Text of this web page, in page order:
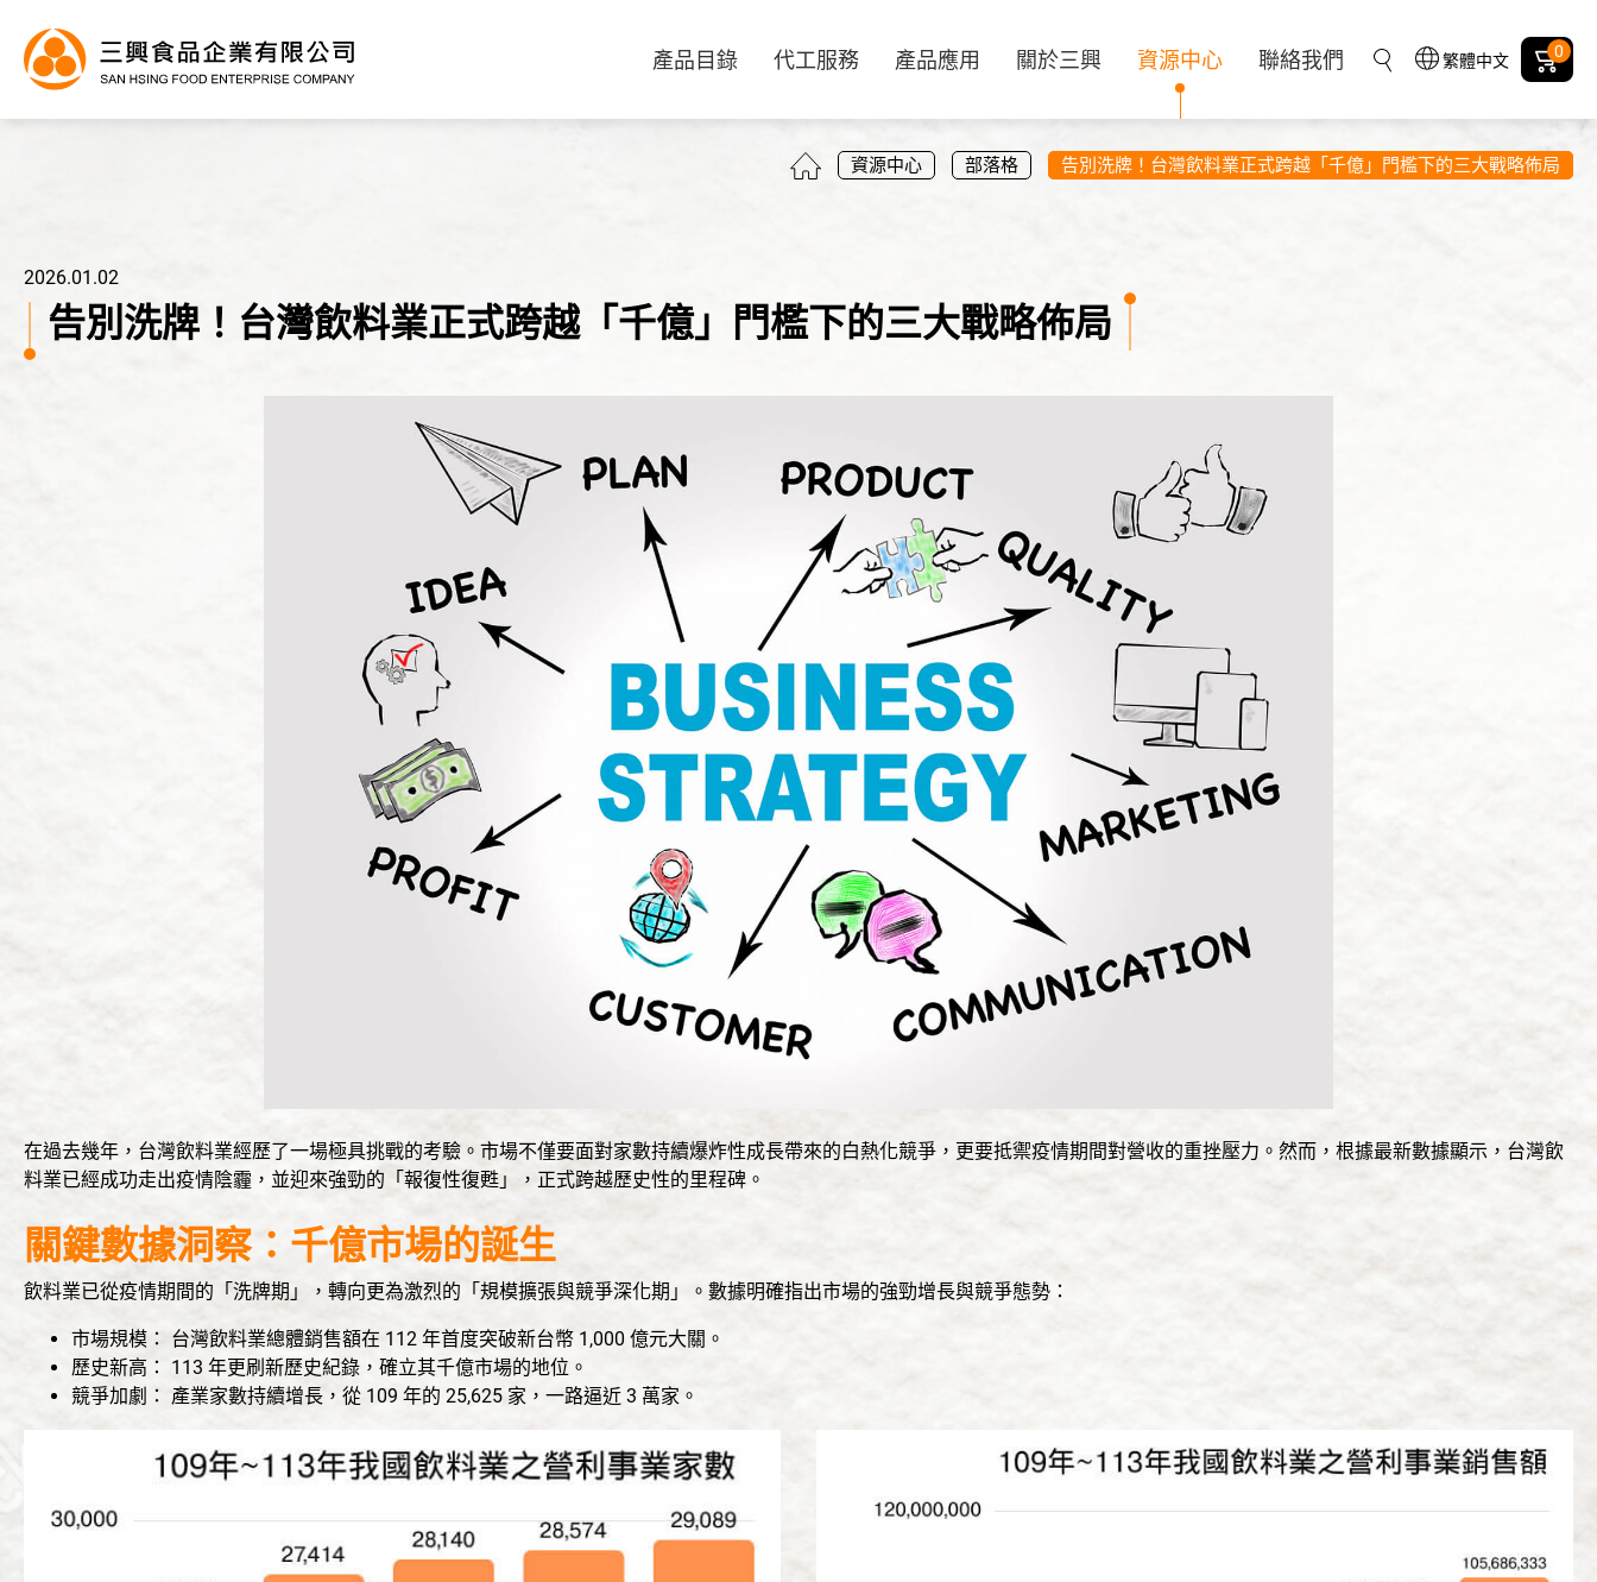
產品目錄 代工服務 產品應用 關於三興 資源中心 聯絡我們 繁體中文 0
資源中心 部落格 告別洗牌！台灣飲料業正式跨越「千億」門檻下的三大戰略佈局
2026.01.02
告別洗牌！台灣飲料業正式跨越「千億」門檻下的三大戰略佈局
在過去幾年，台灣飲料業經歷了一場極具挑戰的考驗。市場不僅要面對家數持續爆炸性成長帶來的白熱化競爭，更要抵禦疫情期間對營收的重挫壓力。然而，根據最新數據顯示，台灣飲
料業已經成功走出疫情陰霾，並迎來強勁的「報復性復甦」，正式跨越歷史性的里程碑。
關鍵數據洞察：千億市場的誕生
飲料業已從疫情期間的「洗牌期」，轉向更為激烈的「規模擴張與競爭深化期」。數據明確指出市場的強勁增長與競爭態勢：
市場規模： 台灣飲料業總體銷售額在 112 年首度突破新台幣 1,000 億元大關。
歷史新高： 113 年更刷新歷史紀錄，確立其千億市場的地位。
競爭加劇： 產業家數持續增長，從 109 年的 25,625 家，一路逼近 3 萬家。
產品目錄